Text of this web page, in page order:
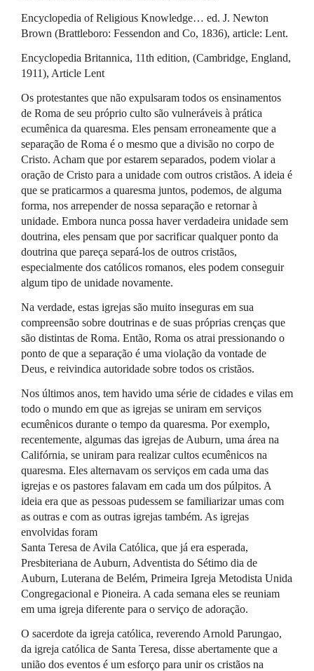
Encyclopedia of Religious Knowledge… ed. J. Newton
Brown (Brattleboro: Fessendon and Co, 1836), article: Lent.
Encyclopedia Britannica, 11th edition, (Cambridge, England,
1911), Article Lent
Os protestantes que não expulsaram todos os ensinamentos
de Roma de seu próprio culto são vulneráveis à prática
ecumênica da quaresma. Eles pensam erroneamente que a
separação de Roma é o mesmo que a divisão no corpo de
Cristo. Acham que por estarem separados, podem violar a
oração de Cristo para a unidade com outros cristãos. A ideia é
que se praticarmos a quaresma juntos, podemos, de alguma
forma, nos arrepender de nossa separação e retornar à
unidade. Embora nunca possa haver verdadeira unidade sem
doutrina, eles pensam que por sacrificar qualquer ponto da
doutrina que pareça separá-los de outros cristãos,
especialmente dos católicos romanos, eles podem conseguir
algum tipo de unidade novamente.
Na verdade, estas igrejas são muito inseguras em sua
compreensão sobre doutrinas e de suas próprias crenças que
são distintas de Roma. Então, Roma os atrai pressionando o
ponto de que a separação é uma violação da vontade de
Deus, e reivindica autoridade sobre todos os cristãos.
Nos últimos anos, tem havido uma série de cidades e vilas em
todo o mundo em que as igrejas se uniram em serviços
ecumênicos durante o tempo da quaresma. Por exemplo,
recentemente, algumas das igrejas de Auburn, uma área na
Califórnia, se uniram para realizar cultos ecumênicos na
quaresma. Eles alternavam os serviços em cada uma das
igrejas e os pastores falavam em cada um dos púlpitos. A
ideia era que as pessoas pudessem se familiarizar umas com
as outras e com as outras igrejas também. As igrejas
envolvidas foram
Santa Teresa de Avila Católica, que já era esperada,
Presbiteriana de Auburn, Adventista do Sétimo dia de
Auburn, Luterana de Belém, Primeira Igreja Metodista Unida
Congregacional e Pioneira. A cada semana eles se reuniam
em uma igreja diferente para o serviço de adoração.
O sacerdote da igreja católica, reverendo Arnold Parungao,
da igreja católica de Santa Teresa, disse abertamente que a
união dos eventos é um esforço para unir os cristãos na